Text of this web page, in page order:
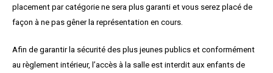
placement par catégorie ne sera plus garanti et vous serez placé de
façon à ne pas gêner la représentation en cours.
Afin de garantir la sécurité des plus jeunes publics et conformément
au règlement intérieur, l’accès à la salle est interdit aux enfants de